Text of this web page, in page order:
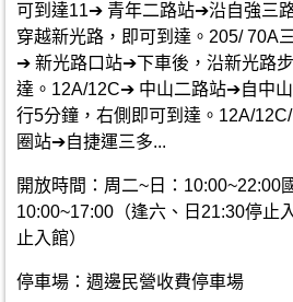
可到達11➔ 青年二路站➔沿自強三
穿越新光路，即可到達。205/ 70A
➔ 新光路口站➔下車後，沿新光路
達。12A/12C➔ 中山二路站➔自中
行5分鐘，右側即可到達。12A/
圈站➔自捷運三多...
開放時間：周二~日：10:00~22:00
10:00~17:00（逢六、日21:30停止
止入館）
停車場：週邊民營收費停車場